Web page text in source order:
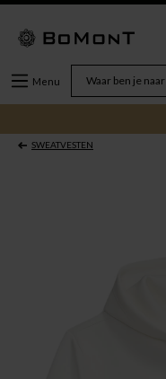
Menu
SWEATVESTEN